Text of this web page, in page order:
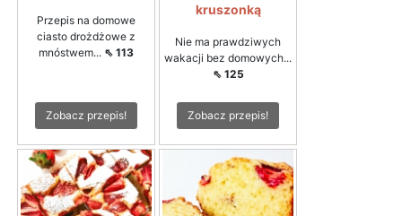
Przepis na domowe
ciasto drożdżowe z
mnóstwem... ⇖ 113
Zobacz przepis!
kruszonką
Nie ma prawdziwych
wakacji bez domowych...
⇖ 125
Zobacz przepis!